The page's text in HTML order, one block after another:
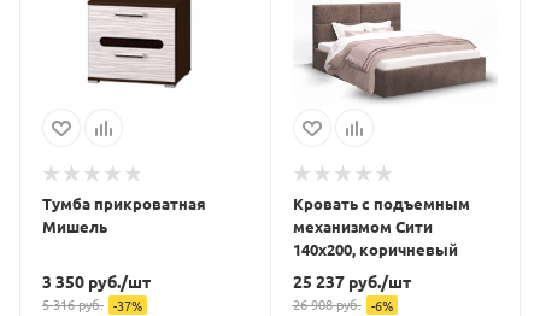
Тумба прикроватная
Мишель
3 350 руб./шт
5 316руб. -37%
Кровать с подъемным
механизмом Сити
140х200, коричневый
25 237руб./шт
26 908руб. -6%